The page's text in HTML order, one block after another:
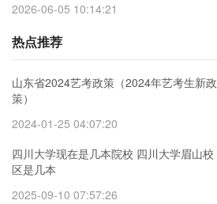
2026-06-05 10:14:21
热点推荐
山东省2024艺考政策（2024年艺考生新政
策）
2024-01-25 04:07:20
四川大学现在是几本院校 四川大学眉山校
区是几本
2025-09-10 07:57:26